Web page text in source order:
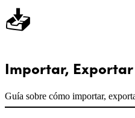
📥
Importar,
Guía sobre cómo importar,